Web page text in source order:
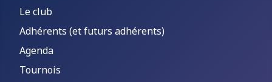
Le club
Adhérents (et futurs adhérents)
Agenda
Tournois